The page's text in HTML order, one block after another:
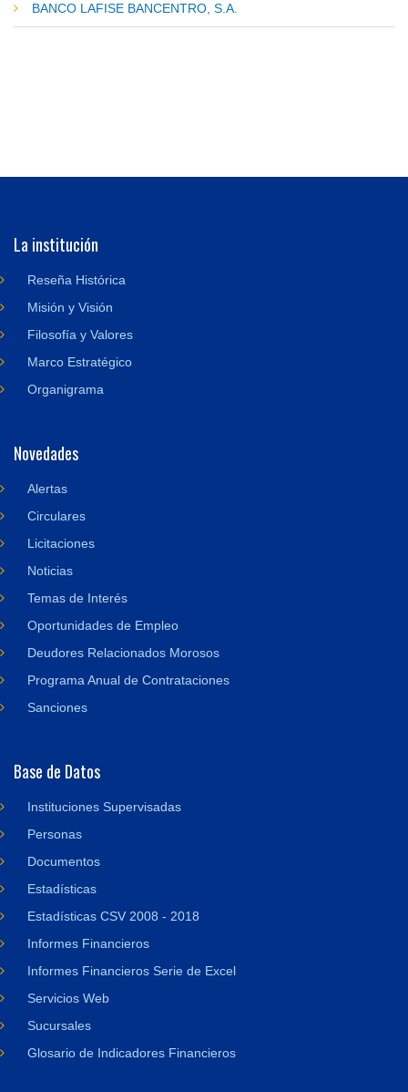
BANCO LAFISE BANCENTRO, S.A.
La institución
Reseña Histórica
Misión y Visión
Filosofía y Valores
Marco Estratégico
Organigrama
Novedades
Alertas
Circulares
Licitaciones
Noticias
Temas de Interés
Oportunidades de Empleo
Deudores Relacionados Morosos
Programa Anual de Contrataciones
Sanciones
Base de Datos
Instituciones Supervisadas
Personas
Documentos
Estadísticas
Estadísticas CSV 2008 - 2018
Informes Financieros
Informes Financieros Serie de Excel
Servicios Web
Sucursales
Glosario de Indicadores Financieros